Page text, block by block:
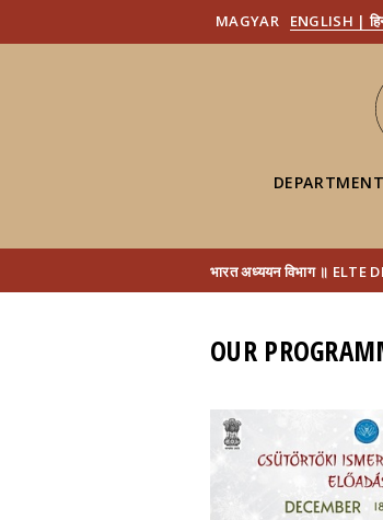
MAGYAR ENGLISH |
भारत अध्ययन विभाग ॥ ELTE
OUR